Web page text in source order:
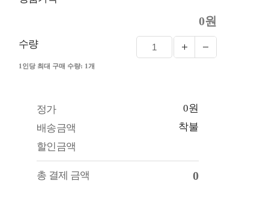
0원
수량
1인당 최대 구매 수량: 1개
정가
0원
배송금액
착불
할인금액
총 결제 금액 0